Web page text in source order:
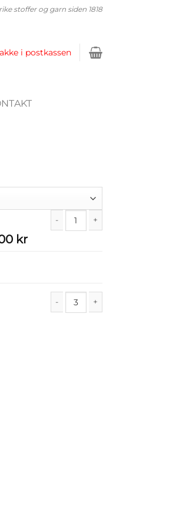
stoffer og garn siden 1818
i postkassen
kr